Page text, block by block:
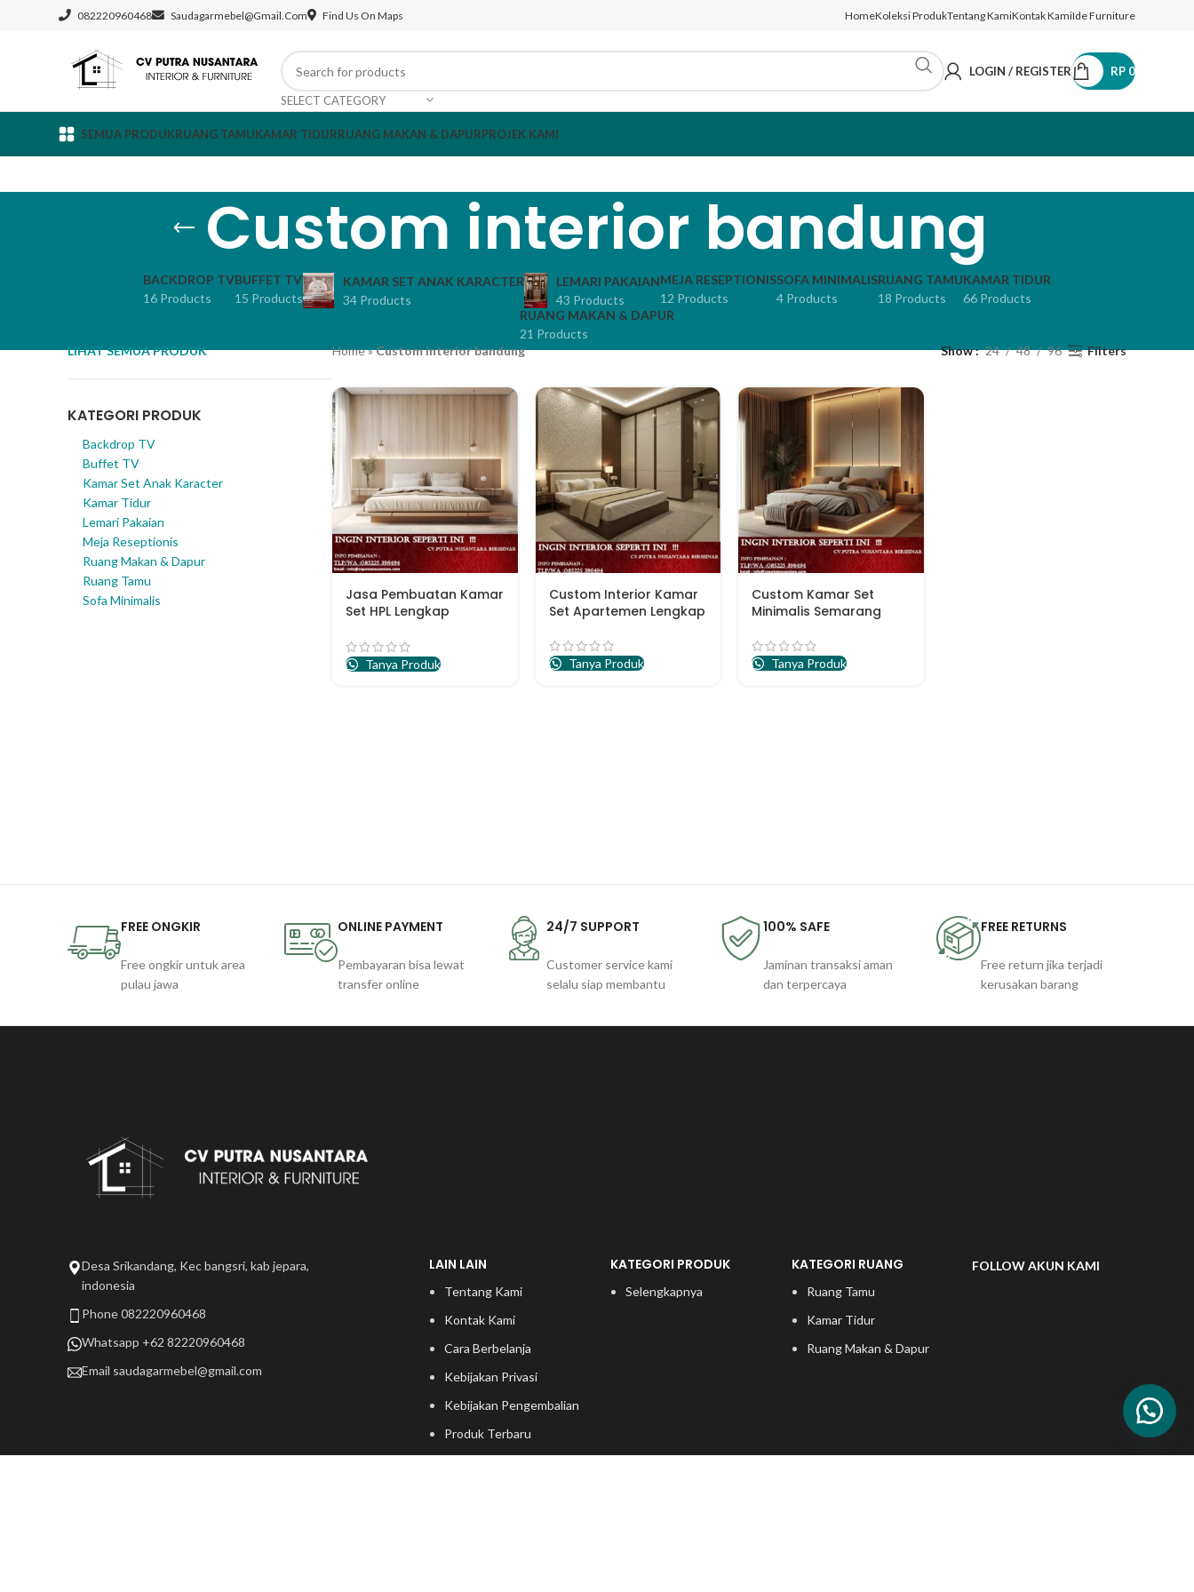
082220960468 Saudagarmebel@gmail.com Find Us On Maps HomeKoleksi ProdukTentang KamiKontak KamiIde Furniture
SELECT CATEGORY
LOGIN / REGISTER RP 0
SEMUA PRODUKRUANG TAMUKAMAR TIDURRUANG MAKAN & DAPURPROJEK KAMI
Custom interior bandung
BACKDROP TV
16 Products
BUFFET TV
15 Products
KAMAR SET ANAK KARACTER
34 Products
LEMARI PAKAIAN
43 Products
MEJA RESEPTIONIS
12 Products
SOFA MINIMALIS
4 Products
RUANG TAMU
18 Products
KAMAR TIDUR
66 Products
RUANG MAKAN & DAPUR
21 Products
LIHAT SEMUA PRODUK
KATEGORI PRODUK
Backdrop TV
Buffet TV
Kamar Set Anak Karacter
Kamar Tidur
Lemari Pakaian
Meja Reseptionis
Ruang Makan & Dapur
Ruang Tamu
Sofa Minimalis
Home»Custom interior bandung Show 24 48 96 Filters
Jasa Pembuatan Kamar
Set HPL Lengkap
Tanya Produk
Custom Interior Kamar
Set Apartemen Lengkap
Tanya Produk
Custom Kamar Set
Minimalis Semarang
Tanya Produk
FREE ONGKIR
Free ongkir untuk area
pulau jawa
ONLINE PAYMENT
Pembayaran bisa lewat
transfer online
24/7 SUPPORT
Customer service kami
selalu siap membantu
100% SAFE
Jaminan transaksi aman
dan terpercaya
FREE RETURNS
Free return jika terjadi
kerusakan barang
Desa Srikandang, Kec bangsri, kab jepara,
indonesia
Phone 082220960468
Whatsapp +62 82220960468
Email saudagarmebel@gmail.com
LAIN LAIN
Tentang Kami
Kontak Kami
Cara Berbelanja
Kebijakan Privasi
Kebijakan Pengembalian
Produk Terbaru
KATEGORI PRODUK
Selengkapnya
KATEGORI RUANG
Ruang Tamu
Kamar Tidur
Ruang Makan & Dapur
FOLLOW AKUN KAMI